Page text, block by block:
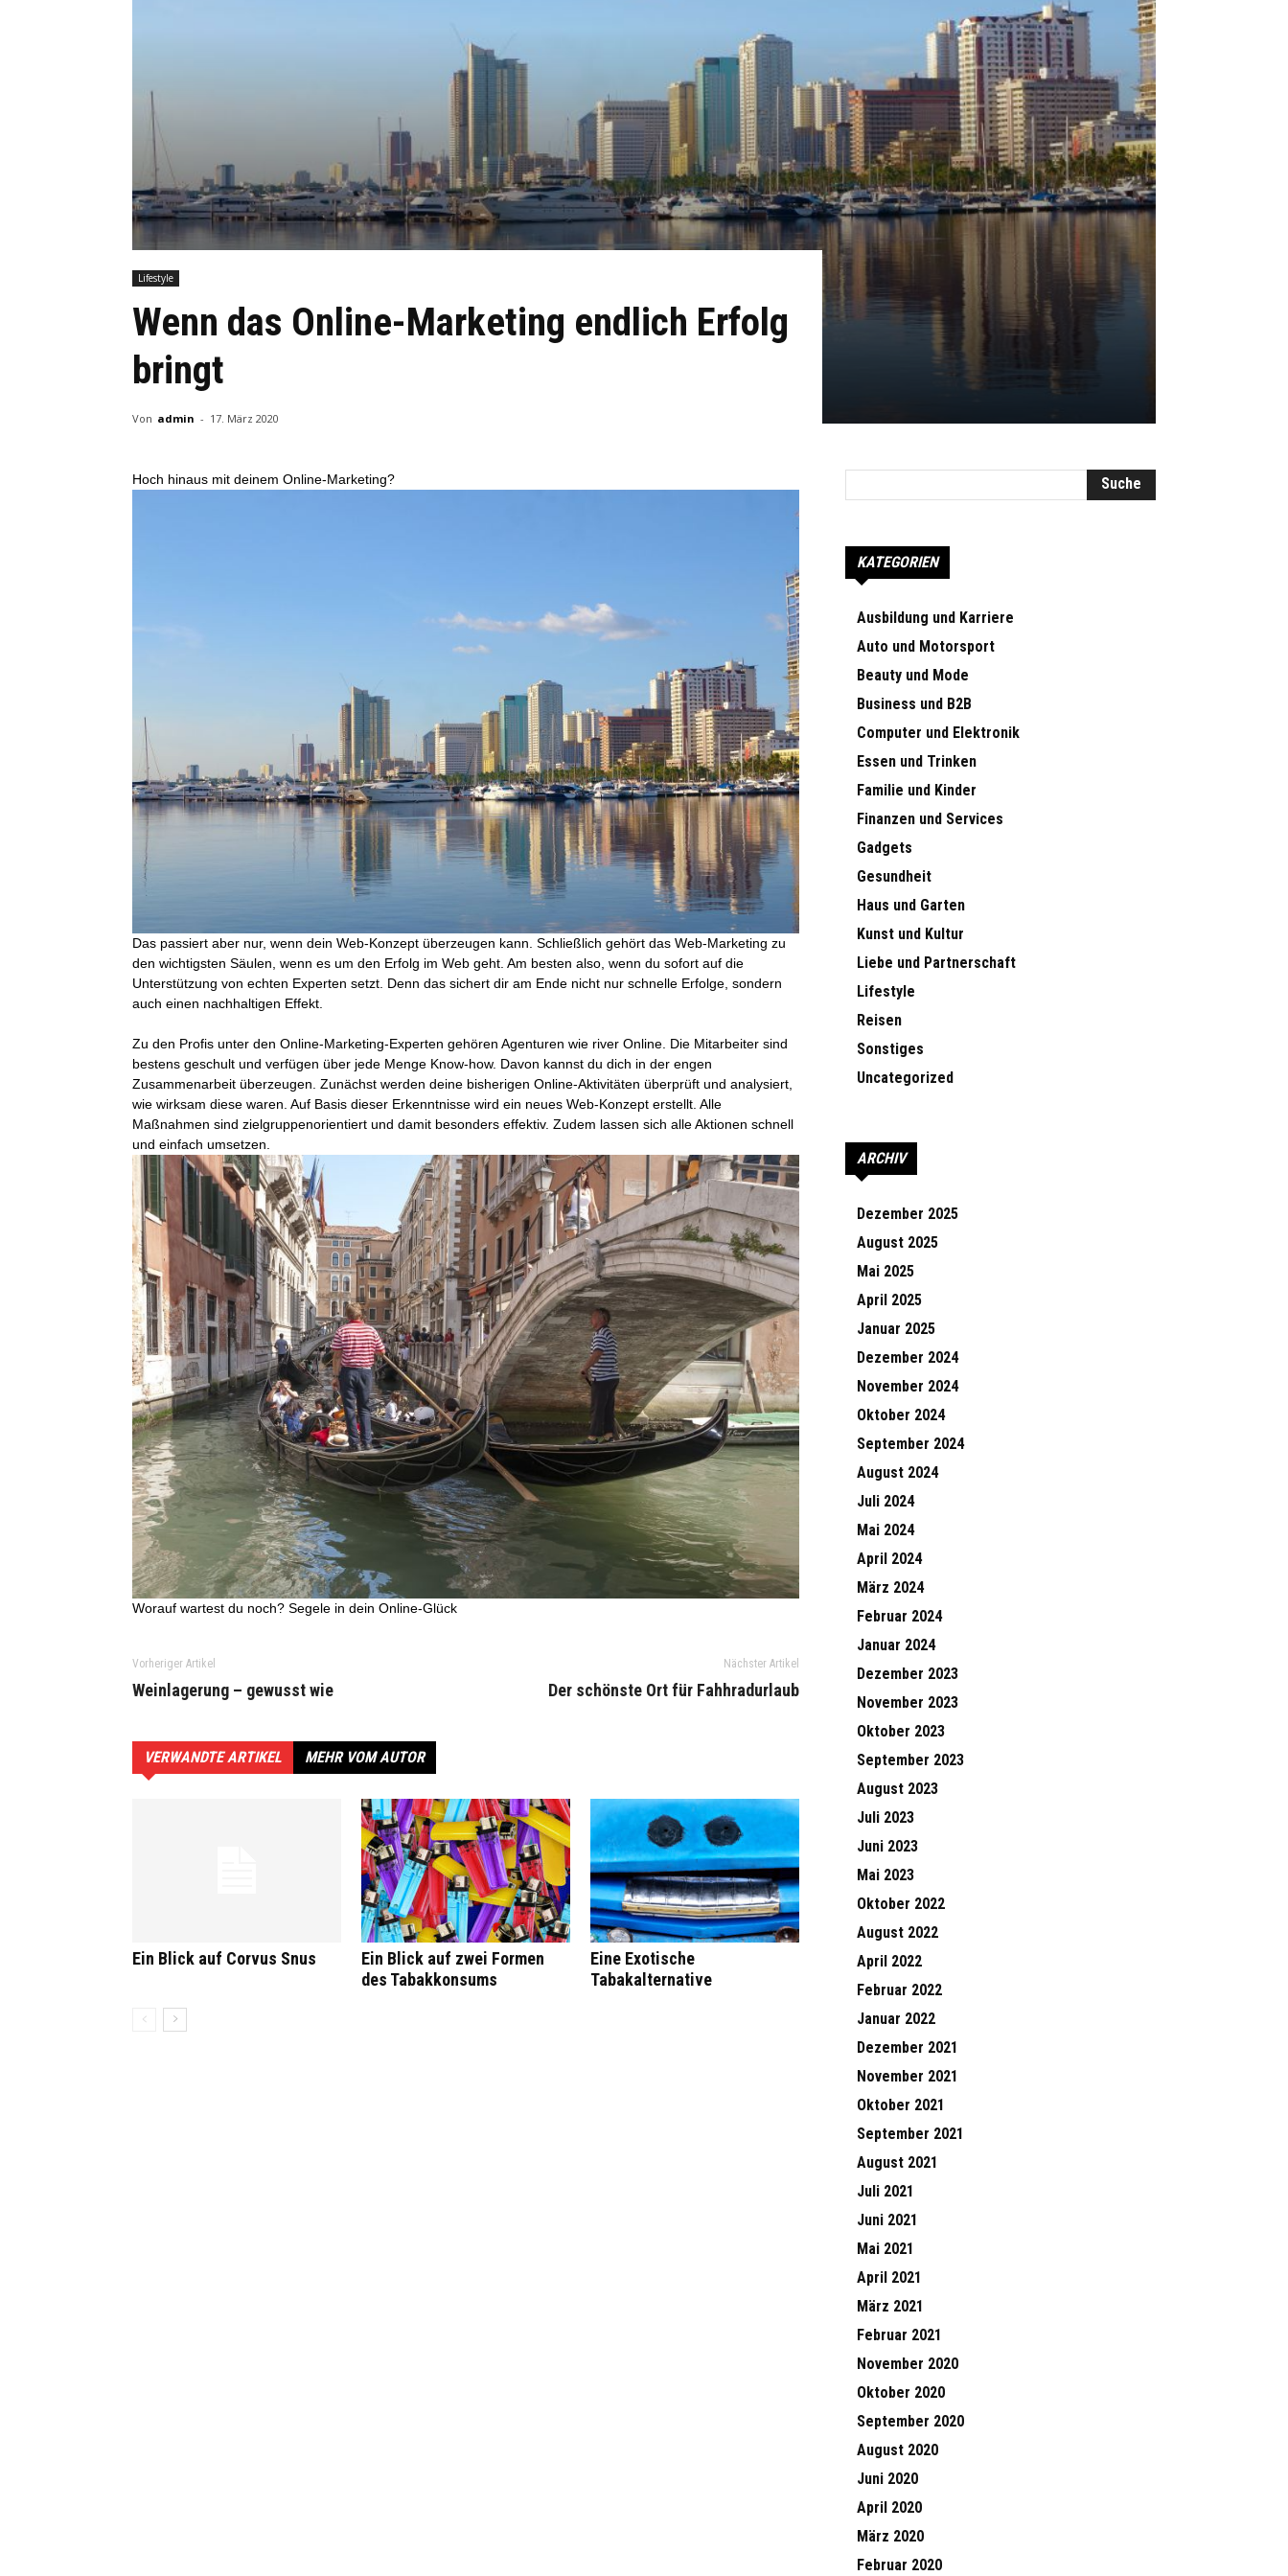
Lifestyle
Wenn das Online-Marketing endlich Erfolg
bringt
Von admin - 17. März 2020
Hoch hinaus mit deinem Online-Marketing?
Das passiert aber nur, wenn dein Web-Konzept überzeugen kann. Schließlich gehört das Web-Marketing zu
den wichtigsten Säulen, wenn es um den Erfolg im Web geht. Am besten also, wenn du sofort auf die
Unterstützung von echten Experten setzt. Denn das sichert dir am Ende nicht nur schnelle Erfolge, sondern
auch einen nachhaltigen Effekt.
Zu den Profis unter den Online-Marketing-Experten gehören Agenturen wie river Online. Die Mitarbeiter sind
bestens geschult und verfügen über jede Menge Know-how. Davon kannst du dich in der engen
Zusammenarbeit überzeugen. Zunächst werden deine bisherigen Online-Aktivitäten überprüft und analysiert,
wie wirksam diese waren. Auf Basis dieser Erkenntnisse wird ein neues Web-Konzept erstellt. Alle
Maßnahmen sind zielgruppenorientiert und damit besonders effektiv. Zudem lassen sich alle Aktionen schnell
und einfach umsetzen.
Worauf wartest du noch? Segele in dein Online-Glück
Vorheriger Artikel
Weinlagerung – gewusst wie
Nächster Artikel
Der schönste Ort für Fahhradurlaub
VERWANDTE ARTIKEL MEHR VOM AUTOR
Ein Blick auf Corvus Snus
Ein Blick auf zwei Formen
des Tabakkonsums
Eine Exotische
Tabakalternative
KATEGORIEN
Ausbildung und Karriere
Auto und Motorsport
Beauty und Mode
Business und B2B
Computer und Elektronik
Essen und Trinken
Familie und Kinder
Finanzen und Services
Gadgets
Gesundheit
Haus und Garten
Kunst und Kultur
Liebe und Partnerschaft
Lifestyle
Reisen
Sonstiges
Uncategorized
ARCHIV
Dezember 2025
August 2025
Mai 2025
April 2025
Januar 2025
Dezember 2024
November 2024
Oktober 2024
September 2024
August 2024
Juli 2024
Mai 2024
April 2024
März 2024
Februar 2024
Januar 2024
Dezember 2023
November 2023
Oktober 2023
September 2023
August 2023
Juli 2023
Juni 2023
Mai 2023
Oktober 2022
August 2022
April 2022
Februar 2022
Januar 2022
Dezember 2021
November 2021
Oktober 2021
September 2021
August 2021
Juli 2021
Juni 2021
Mai 2021
April 2021
März 2021
Februar 2021
November 2020
Oktober 2020
September 2020
August 2020
Juni 2020
April 2020
März 2020
Februar 2020